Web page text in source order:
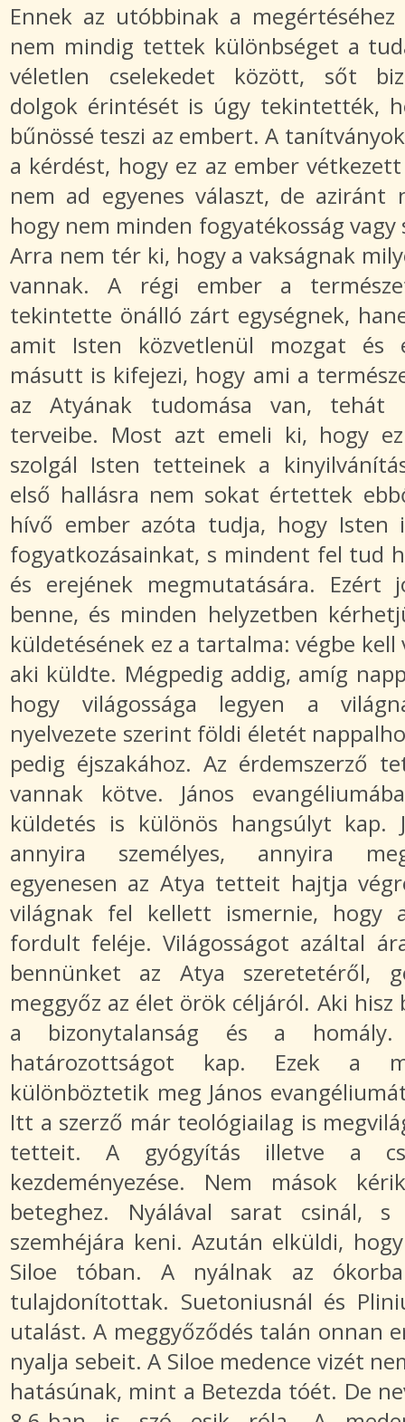
Ennek az utóbbinak a
nem mindig tettek különbséget a
véletlen cselekedet között, sőt
dolgok érintését is úgy tekintették,
bűnössé teszi az embert. A
a kérdést, hogy ez az ember vétkezett
nem ad egyenes választ, de aziránt
hogy nem minden fogyatékosság vagy
Arra nem tér ki, hogy a vakságnak
vannak. A régi ember a
tekintette önálló zárt egységnek,
amit Isten közvetlenül mozgat és
másutt is kifejezi, hogy ami a
az Atyának tudomása van, tehát
terveibe. Most azt emeli ki, hogy
szolgál Isten tetteinek a
első hallásra nem sokat értettek
hívő ember azóta tudja, hogy Isten
fogyatkozásainkat, s mindent fel tud
és erejének megmutatására. Ezért
benne, és minden helyzetben
küldetésének ez a tartalma: végbe
aki küldte. Mégpedig addig, amíg
hogy világossága legyen a
nyelvezete szerint földi életét
pedig éjszakához. Az érdemszerző
vannak kötve. János
küldetés is különös hangsúlyt kap.
annyira személyes, annyira
egyenesen az Atya tetteit hajtja
világnak fel kellett ismernie, hogy
fordult feléje. Világosságot azáltal
bennünket az Atya szeretetéről,
meggyőz az élet örök céljáról. Aki
a bizonytalanság és a
határozottságot kap. Ezek a
különböztetik meg János
Itt a szerző már teológiailag is
tetteit. A gyógyítás illetve a
kezdeményezése. Nem mások
beteghez. Nyálával sarat csinál,
szemhéjára keni. Azután elküldi,
Siloe tóban. A nyálnak az
tulajdonítottak. Suetoniusnál és
utalást. A meggyőződés talán onnan
nyalja sebeit. A Siloe medence vizét
hatásúnak, mint a Betezda tóét. De